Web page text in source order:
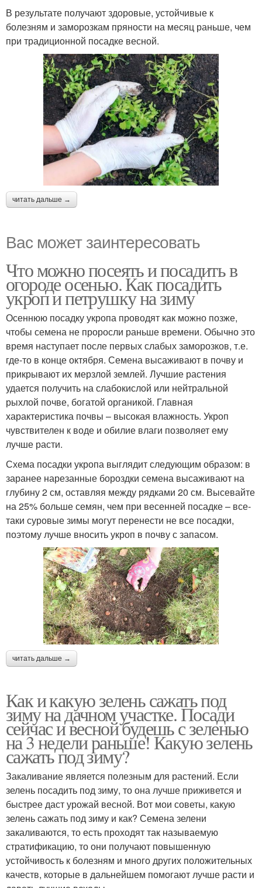
В результате получают здоровые, устойчивые к
болезням и заморозкам пряности на месяц раньше, чем
при традиционной посадке весной.
читать дальше →
Вас может заинтересовать
Что можно посеять и посадить в
огороде осенью. Как посадить
укроп и петрушку на зиму
Осеннюю посадку укропа проводят как можно позже,
чтобы семена не проросли раньше времени. Обычно это
время наступает после первых слабых заморозков, т.е.
где-то в конце октября. Семена высаживают в почву и
прикрывают их мерзлой землей. Лучшие растения
удается получить на слабокислой или нейтральной
рыхлой почве, богатой органикой. Главная
характеристика почвы – высокая влажность. Укроп
чувствителен к воде и обилие влаги позволяет ему
лучше расти.
Схема посадки укропа выглядит следующим образом: в
заранее нарезанные бороздки семена высаживают на
глубину 2 см, оставляя между рядками 20 см. Высевайте
на 25% больше семян, чем при весенней посадке – все-
таки суровые зимы могут перенести не все посадки,
поэтому лучше вносить укроп в почву с запасом.
читать дальше →
Как и какую зелень сажать под
зиму на дачном участке. Посади
сейчас и весной будешь с зеленью
на 3 недели раньше! Какую зелень
сажать под зиму?
Закаливание является полезным для растений. Если
зелень посадить под зиму, то она лучше приживется и
быстрее даст урожай весной. Вот мои советы, какую
зелень сажать под зиму и как? Семена зелени
закаливаются, то есть проходят так называемую
стратификацию, то они получают повышенную
устойчивость к болезням и много других положительных
качеств, которые в дальнейшем помогают лучше расти и